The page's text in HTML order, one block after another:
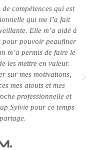
compétences qui est
qui me l’a fait
Elle m’a aidé à
pour pouvoir peaufiner
m’a permis de faire le
les mettre en valeur.
sur mes motivations,
mes atouts et mes
professionnelle et
Sylvie pour ce temps